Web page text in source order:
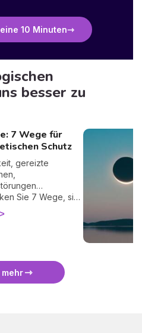
10 Minuten
besser zu
7 Wege für
Schutz
gereizte
Sie 7 Wege, sich
Finsternis
zu schützen